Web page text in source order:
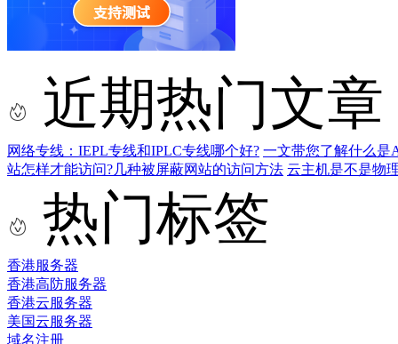
近期热门文章
网络专线：IEPL专线和IPLC专线哪个好? 一文带您了解什么是
站怎样才能访问?几种被屏蔽网站的访问方法 云主机是不是物
热门标签
香港服务器
香港高防服务器
香港云服务器
美国云服务器
域名注册